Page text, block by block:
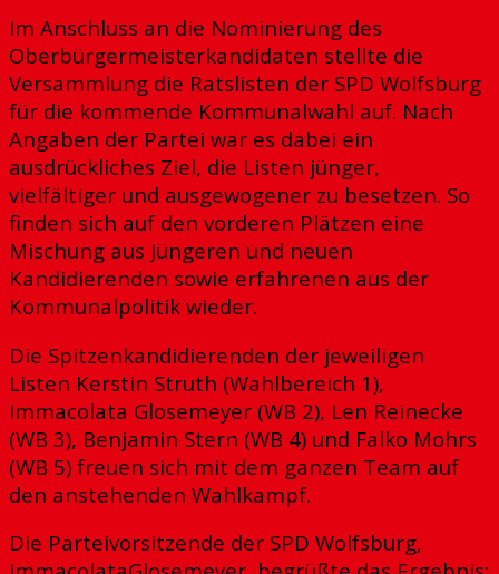
Im Anschluss an die Nominierung des
Oberbürgermeisterkandidaten stellte die
Versammlung die Ratslisten der SPD Wolfsburg
für die kommende Kommunalwahl auf. Nach
Angaben der Partei war es dabei ein
ausdrückliches Ziel, die Listen jünger,
vielfältiger und ausgewogener zu besetzen. So
finden sich auf den vorderen Plätzen eine
Mischung aus Jüngeren und neuen
Kandidierenden sowie erfahrenen aus der
Kommunalpolitik wieder.
Die Spitzenkandidierenden der jeweiligen
Listen Kerstin Struth (Wahlbereich 1),
Immacolata Glosemeyer (WB 2), Len Reinecke
(WB 3), Benjamin Stern (WB 4) und Falko Mohrs
(WB 5) freuen sich mit dem ganzen Team auf
den anstehenden Wahlkampf.
Die Parteivorsitzende der SPD Wolfsburg,